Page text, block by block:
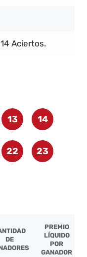
Aciertos.
13 14
22 23
DE
PREMIO
LÍQUIDO
POR
GANADOR